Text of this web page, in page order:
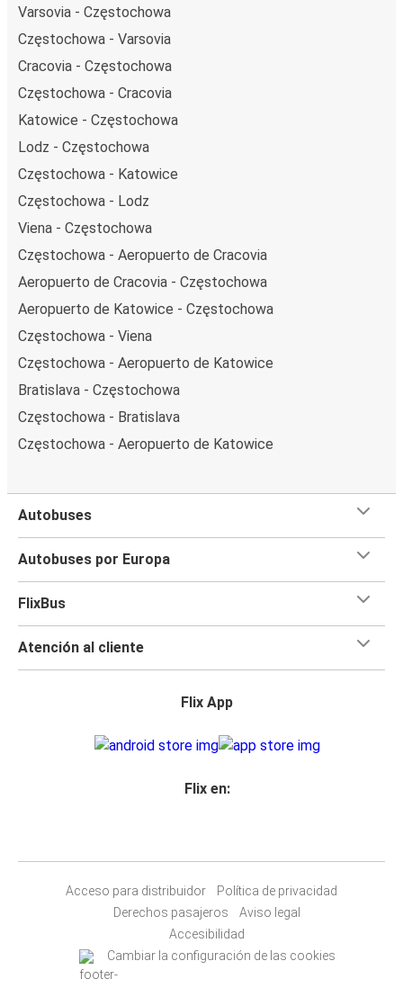
Varsovia - Częstochowa
Częstochowa - Varsovia
Cracovia - Częstochowa
Częstochowa - Cracovia
Katowice - Częstochowa
Lodz - Częstochowa
Częstochowa - Katowice
Częstochowa - Lodz
Viena - Częstochowa
Częstochowa - Aeropuerto de Cracovia
Aeropuerto de Cracovia - Częstochowa
Aeropuerto de Katowice - Częstochowa
Częstochowa - Viena
Częstochowa - Aeropuerto de Katowice
Bratislava - Częstochowa
Częstochowa - Bratislava
Częstochowa - Aeropuerto de Katowice
Autobuses
Autobuses por Europa
FlixBus
Atención al cliente
Flix App
Flix en:
Acceso para distribuidor
Política de privacidad
Derechos pasajeros
Aviso legal
Accesibilidad
Cambiar la configuración de las cookies